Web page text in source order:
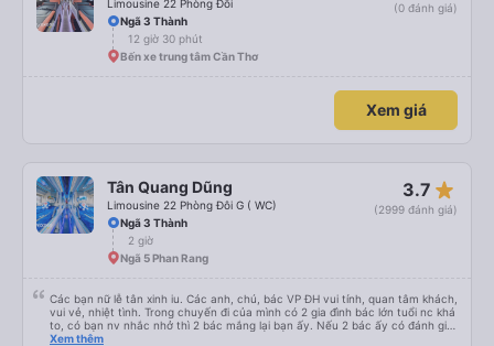
Limousine 22 Phòng Đôi
(0 đánh giá)
Ngã 3 Thành
12 giờ 30 phút
Bến xe trung tâm Cần Thơ
Xem giá
Tân Quang Dũng
Limousine 22 Phòng Đôi G ( WC)
3.7 star_rate
(2999 đánh giá)
Ngã 3 Thành
2 giờ
Ngã 5 Phan Rang
Các bạn nữ lễ tân xinh iu. Các anh, chú, bác VP ĐH vui tính, quan tâm khách,
vui vẻ, nhiệt tình. Trong chuyến đi của mình có 2 gia đình bác lớn tuổi nc khá
to, có bạn nv nhắc nhở thì 2 bác mắng lại bạn ấy. Nếu 2 bác ấy có đánh giá
xấu thì mình ngược lại nha. Bạn ấy nhắc nhở rất đúng. 2 bác nói rất to. To
Xem thêm